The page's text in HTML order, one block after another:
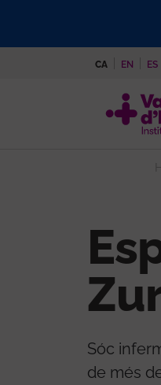
CA EN ES
Sóc
de més